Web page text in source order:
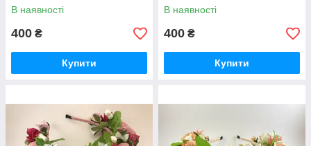
В наявності
400 ₴
Купити
В наявності
400 ₴
Купити